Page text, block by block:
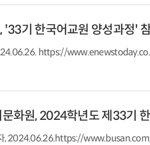
'33기 한국어교원 양성과정'
https://
화원, 2024학년도 제33기
, 2024.06.26.https://